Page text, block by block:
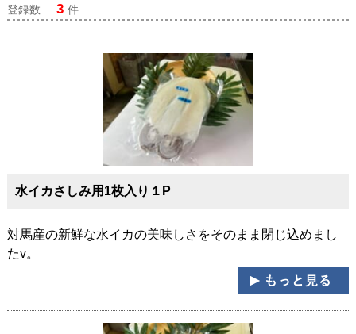
登録数 3 件
水イカさしみ用1枚入り１P
対馬産の新鮮な水イカの美味しさをそのまま閉じ込めまし
たv。